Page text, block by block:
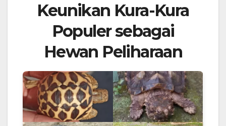
Keunikan Kura-Kura
Populer sebagai
Hewan Peliharaan